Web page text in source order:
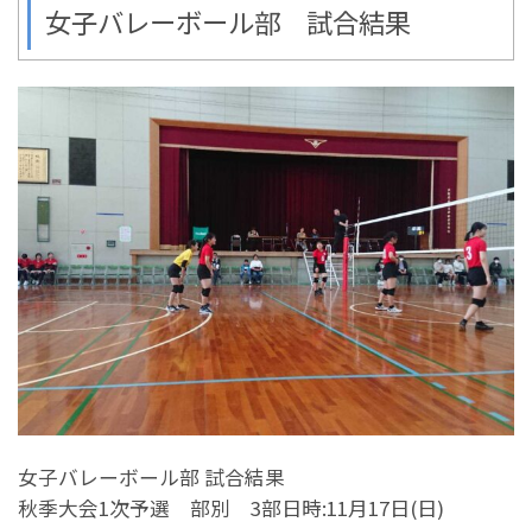
女子バレーボール部 試合結果
女子バレーボール部 試合結果
秋季大会1次予選 部別 3部日時:11月17日(日)